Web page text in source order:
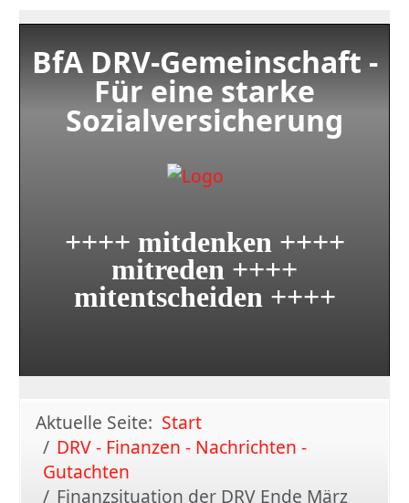
BfA DRV-Gemeinschaft -
Für eine starke
Sozialversicherung
++++ mitdenken ++++
mitreden ++++
mitentscheiden ++++
Aktuelle Seite: Start
DRV - Finanzen - Nachrichten -
Gutachten
Finanzsituation der DRV Ende März